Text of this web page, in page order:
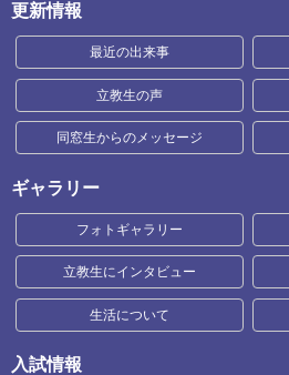
更新情報
最近の出来事
立教生の声
同窓生からのメッセージ
ギャラリー
フォトギャラリー
立教生にインタビュー
生活について
入試情報